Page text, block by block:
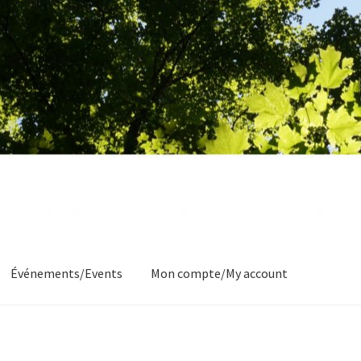
Événements/Events Mon compte/My account